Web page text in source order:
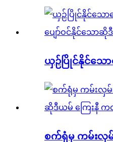
ယှဉ်ပြိုင်နိုင်သော
စက်ရုံမှ ကမ်းလှမ်